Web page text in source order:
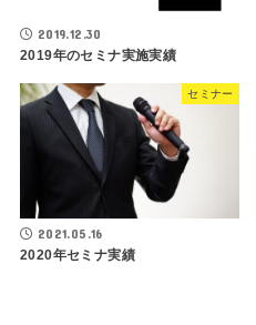
2019.12.30
2019年のセミナ実施実績
セミナー
2021.05.16
2020年セミナ実績